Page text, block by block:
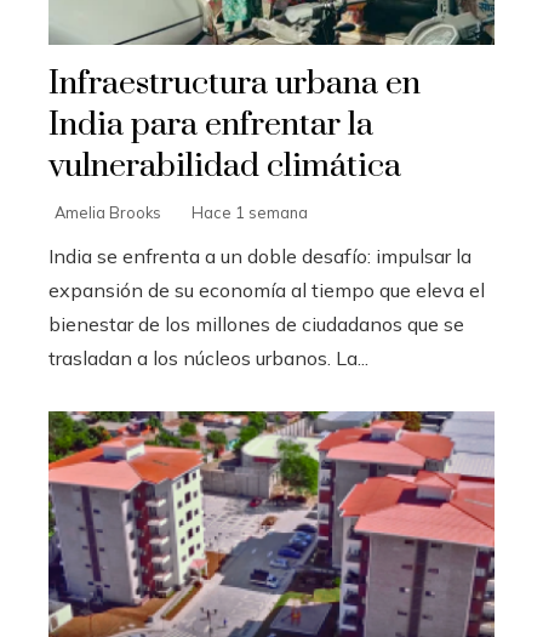
Infraestructura urbana en
India para enfrentar la
vulnerabilidad climática
Amelia Brooks Hace 1 semana
India se enfrenta a un doble desafío: impulsar la
expansión de su economía al tiempo que eleva el
bienestar de los millones de ciudadanos que se
trasladan a los núcleos urbanos. La...